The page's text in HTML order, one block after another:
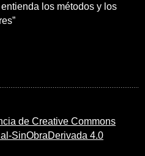
los métodos y los
de Creative Commons
SinObraDerivada 4.0